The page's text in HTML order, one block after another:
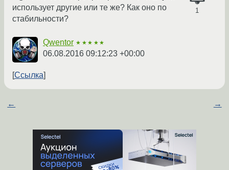
1
использует другие или те же? Как оно по
стабильности?
Qwentor ★★★★★
06.08.2016 09:12:23 +00:00
Ссылка
← →